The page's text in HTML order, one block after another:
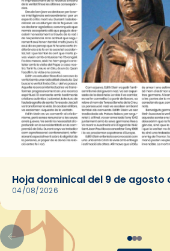
Hoja dominical del 9 de agosto
04/08/2026